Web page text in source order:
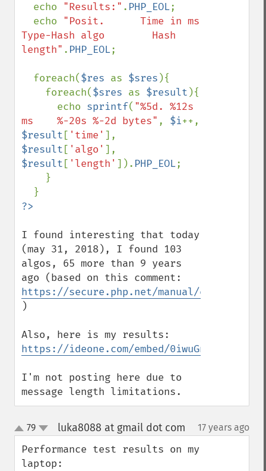
  echo
"Results:" . PHP_EOL;
  echo
"Posit.      Time in ms
Type-Hash algo        Hash
length" . PHP_EOL;
  foreach(
$res as $sres ){
    foreach(
$sres as $result ){
      echo
sprintf( "%5d. %12s
ms    %-20s %-2d bytes" , $i
$result [ 'time'
$result [ 'algo'
$result [ 'length' ]). PHP_EOL;
I found interesting that today
(may 31, 2018), I found 103
algos, 65 more than 9 years
https://secure.php.net/manual/en/
)
https://ideone.com/embed/0iwuGn
I'm not posting here due to
message length limitations.
up
down
79 luka8088 at gmail dot com 17 years ago
Performance test results on my
laptop: